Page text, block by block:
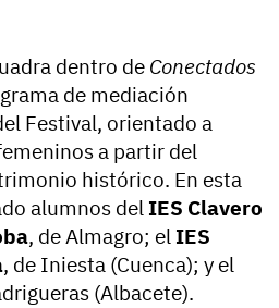
dentro de Conectados
de mediación
Festival, orientado a
a partir del
histórico. En esta
alumnos del IES Clavero
, de Almagro; el IES
, de Iniesta (Cuenca); y el
(Albacete).